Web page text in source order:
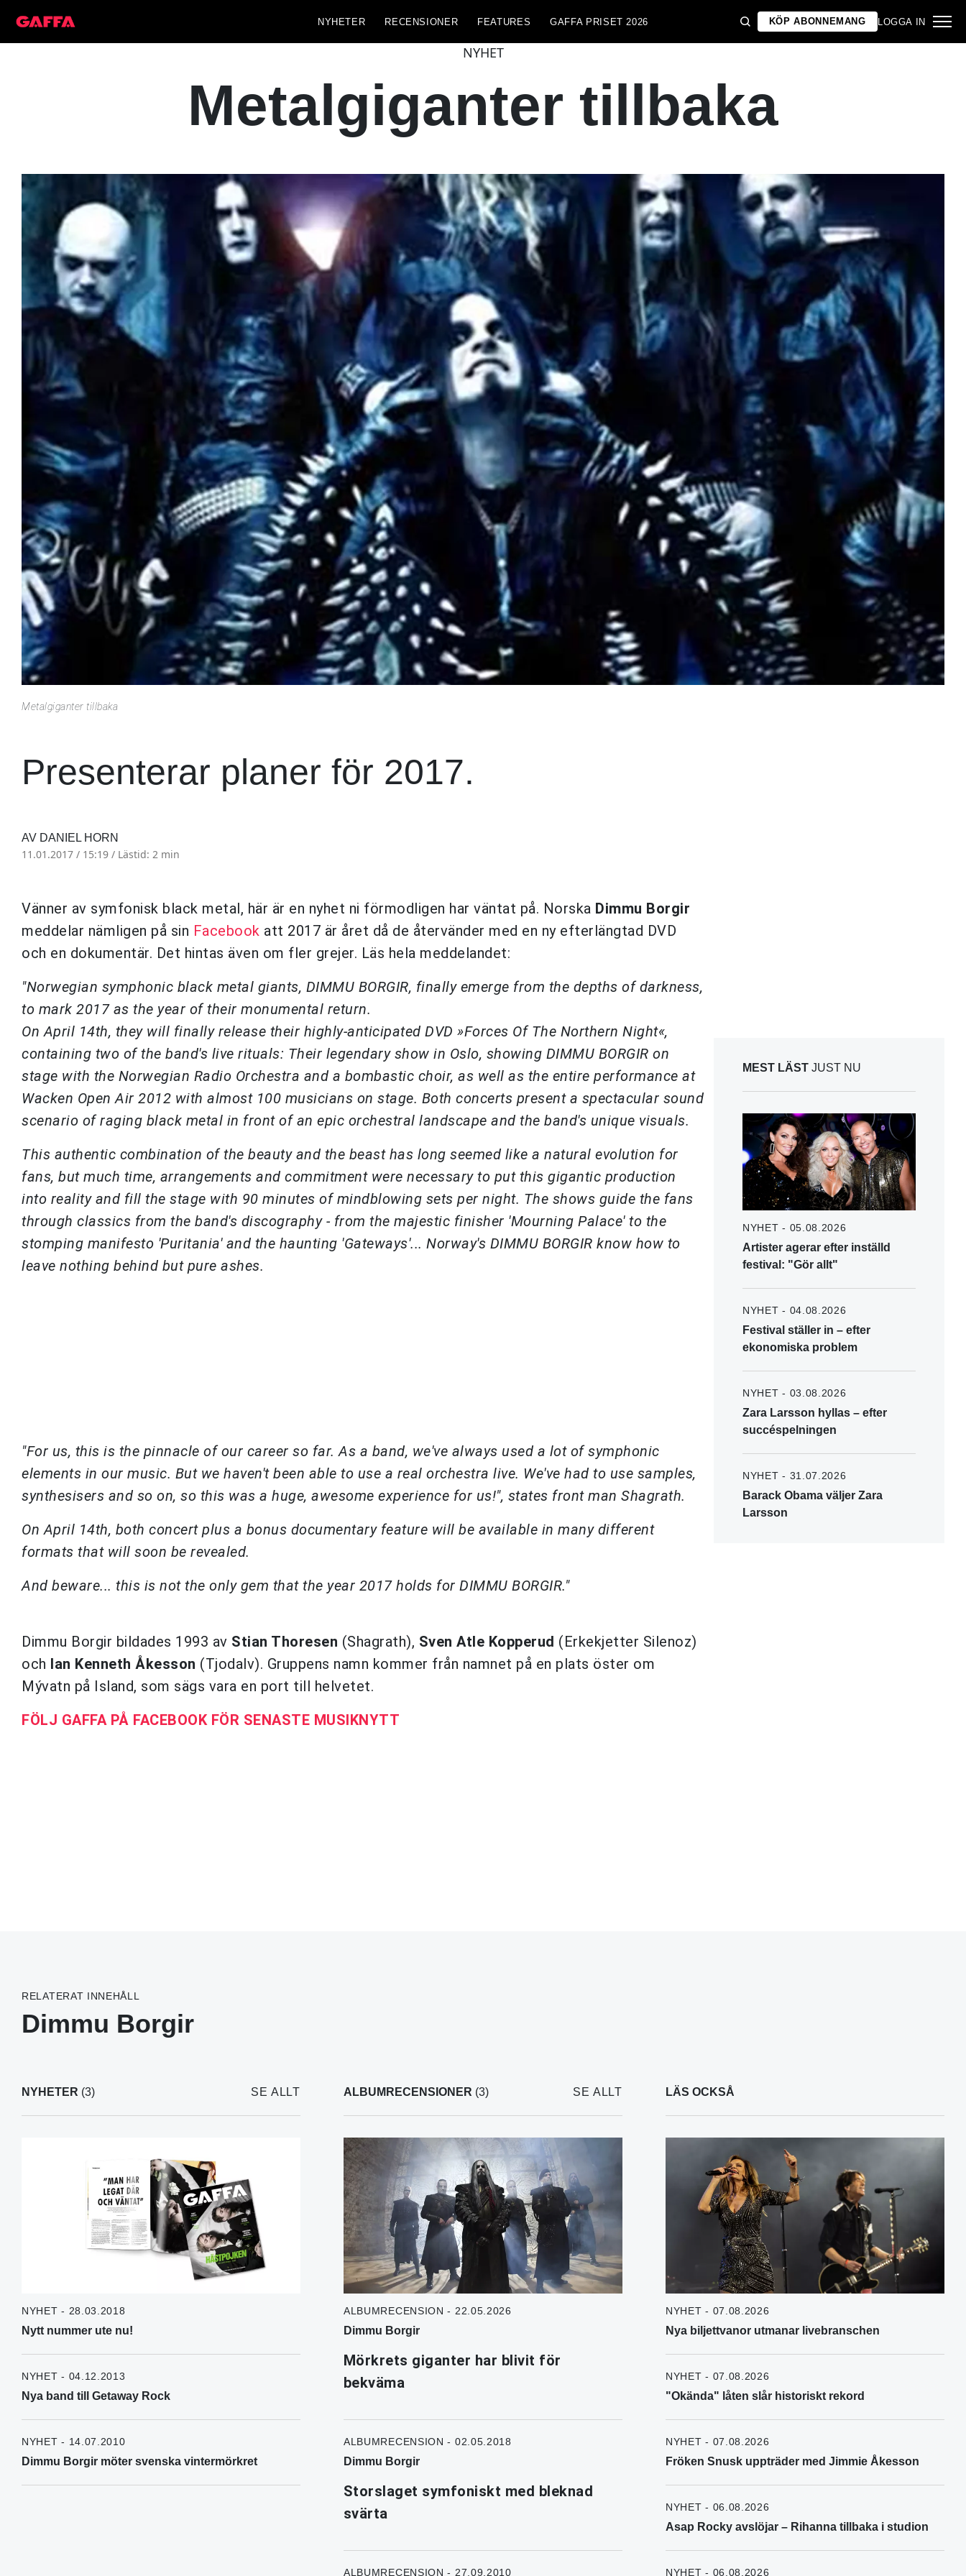
NYHETER RECENSIONER FEATURES GAFFA PRISET 2026 KÖP ABONNEMANG LOGGA IN
NYHET
Metalgiganter tillbaka
Metalgiganter tillbaka
Presenterar planer för 2017.
AV DANIEL HORN
11.01.2017 / 15:19 / Lästid: 2 min
Vänner av symfonisk black metal, här är en nyhet ni förmodligen har väntat på. Norska Dimmu Borgir
meddelar nämligen på sin Facebook att 2017 är året då de återvänder med en ny efterlängtad DVD
och en dokumentär. Det hintas även om fler grejer. Läs hela meddelandet:
"Norwegian symphonic black metal giants, DIMMU BORGIR, finally emerge from the depths of darkness,
to mark 2017 as the year of their monumental return.
On April 14th, they will finally release their highly-anticipated DVD »Forces Of The Northern Night«,
containing two of the band's live rituals: Their legendary show in Oslo, showing DIMMU BORGIR on
stage with the Norwegian Radio Orchestra and a bombastic choir, as well as the entire performance at
Wacken Open Air 2012 with almost 100 musicians on stage. Both concerts present a spectacular sound
scenario of raging black metal in front of an epic orchestral landscape and the band's unique visuals.
This authentic combination of the beauty and the beast has long seemed like a natural evolution for
fans, but much time, arrangements and commitment were necessary to put this gigantic production
into reality and fill the stage with 90 minutes of mindblowing sets per night. The shows guide the fans
through classics from the band's discography - from the majestic finisher 'Mourning Palace' to the
stomping manifesto 'Puritania' and the haunting 'Gateways'... Norway's DIMMU BORGIR know how to
leave nothing behind but pure ashes.
"For us, this is the pinnacle of our career so far. As a band, we've always used a lot of symphonic
elements in our music. But we haven't been able to use a real orchestra live. We've had to use samples,
synthesisers and so on, so this was a huge, awesome experience for us!", states front man Shagrath.
On April 14th, both concert plus a bonus documentary feature will be available in many different
formats that will soon be revealed.
And beware... this is not the only gem that the year 2017 holds for DIMMU BORGIR."
Dimmu Borgir bildades 1993 av Stian Thoresen (Shagrath), Sven Atle Kopperud (Erkekjetter Silenoz)
och Ian Kenneth Åkesson (Tjodalv). Gruppens namn kommer från namnet på en plats öster om
Mývatn på Island, som sägs vara en port till helvetet.
FÖLJ GAFFA PÅ FACEBOOK FÖR SENASTE MUSIKNYTT
MEST LÄST JUST NU
NYHET - 05.08.2026
Artister agerar efter inställd
festival: "Gör allt"
NYHET - 04.08.2026
Festival ställer in – efter
ekonomiska problem
NYHET - 03.08.2026
Zara Larsson hyllas – efter
succéspelningen
NYHET - 31.07.2026
Barack Obama väljer Zara
Larsson
RELATERAT INNEHÅLL
Dimmu Borgir
NYHETER (3) SE ALLT
NYHET - 28.03.2018
Nytt nummer ute nu!
NYHET - 04.12.2013
Nya band till Getaway Rock
NYHET - 14.07.2010
Dimmu Borgir möter svenska vintermörkret
ALBUMRECENSIONER (3) SE ALLT
ALBUMRECENSION - 22.05.2026
Dimmu Borgir
Mörkrets giganter har blivit för
bekväma
ALBUMRECENSION - 02.05.2018
Dimmu Borgir
Storslaget symfoniskt med bleknad
svärta
ALBUMRECENSION - 27.09.2010
LÄS OCKSÅ
NYHET - 07.08.2026
Nya biljettvanor utmanar livebranschen
NYHET - 07.08.2026
"Okända" låten slår historiskt rekord
NYHET - 07.08.2026
Fröken Snusk uppträder med Jimmie Åkesson
NYHET - 06.08.2026
Asap Rocky avslöjar – Rihanna tillbaka i studion
NYHET - 06.08.2026